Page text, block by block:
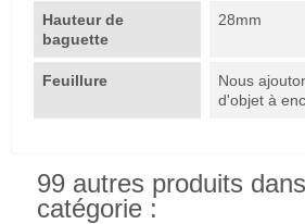
Hauteur de
baguette
28mm
Feuillure
Nous
d'objet à
99 autres produits
catégorie :